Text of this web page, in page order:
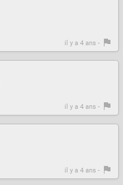
il y a 4 ans -
il y a 4 ans -
il y a 4 ans -